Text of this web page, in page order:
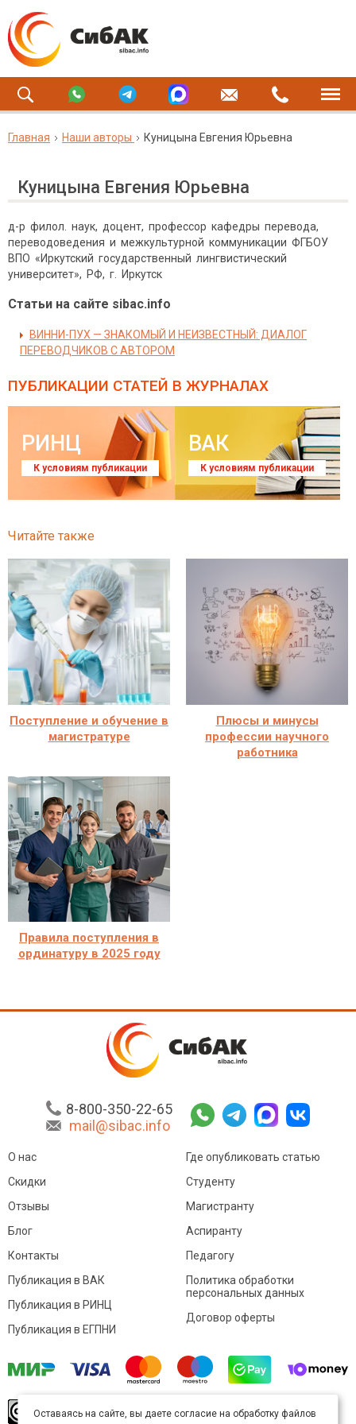
Главная Наши авторы Куницына Евгения Юрьевна
Куницына Евгения Юрьевна
д-р филол. наук, доцент, профессор кафедры перевода,
переводоведения и межкультурной коммуникации ФГБОУ
ВПО «Иркутский государственный лингвистический
университет», РФ, г. Иркутск
Статьи на сайте sibac.info
ВИННИ-ПУХ — ЗНАКОМЫЙ И НЕИЗВЕСТНЫЙ: ДИАЛОГ
ПЕРЕВОДЧИКОВ С АВТОРОМ
ПУБЛИКАЦИИ СТАТЕЙ В ЖУРНАЛАХ
РИНЦ
К условиям публикации
ВАК
К условиям публикации
Читайте также
Поступление и обучение в
магистратуре
Плюсы и минусы
профессии научного
работника
Правила поступления в
ординатуру в 2025 году
8-800-350-22-65
mail@sibac.info
О нас
Скидки
Отзывы
Блог
Контакты
Где опубликовать статью
Студенту
Магистранту
Аспиранту
Педагогу
Публикация в ВАК
Публикация в РИНЦ
Публикация в ЕГПНИ
Политика обработки
персональных данных
Договор оферты
произведение доступно полицензии Creative
Оставаясь на сайте, вы даете согласие на обработку файлов